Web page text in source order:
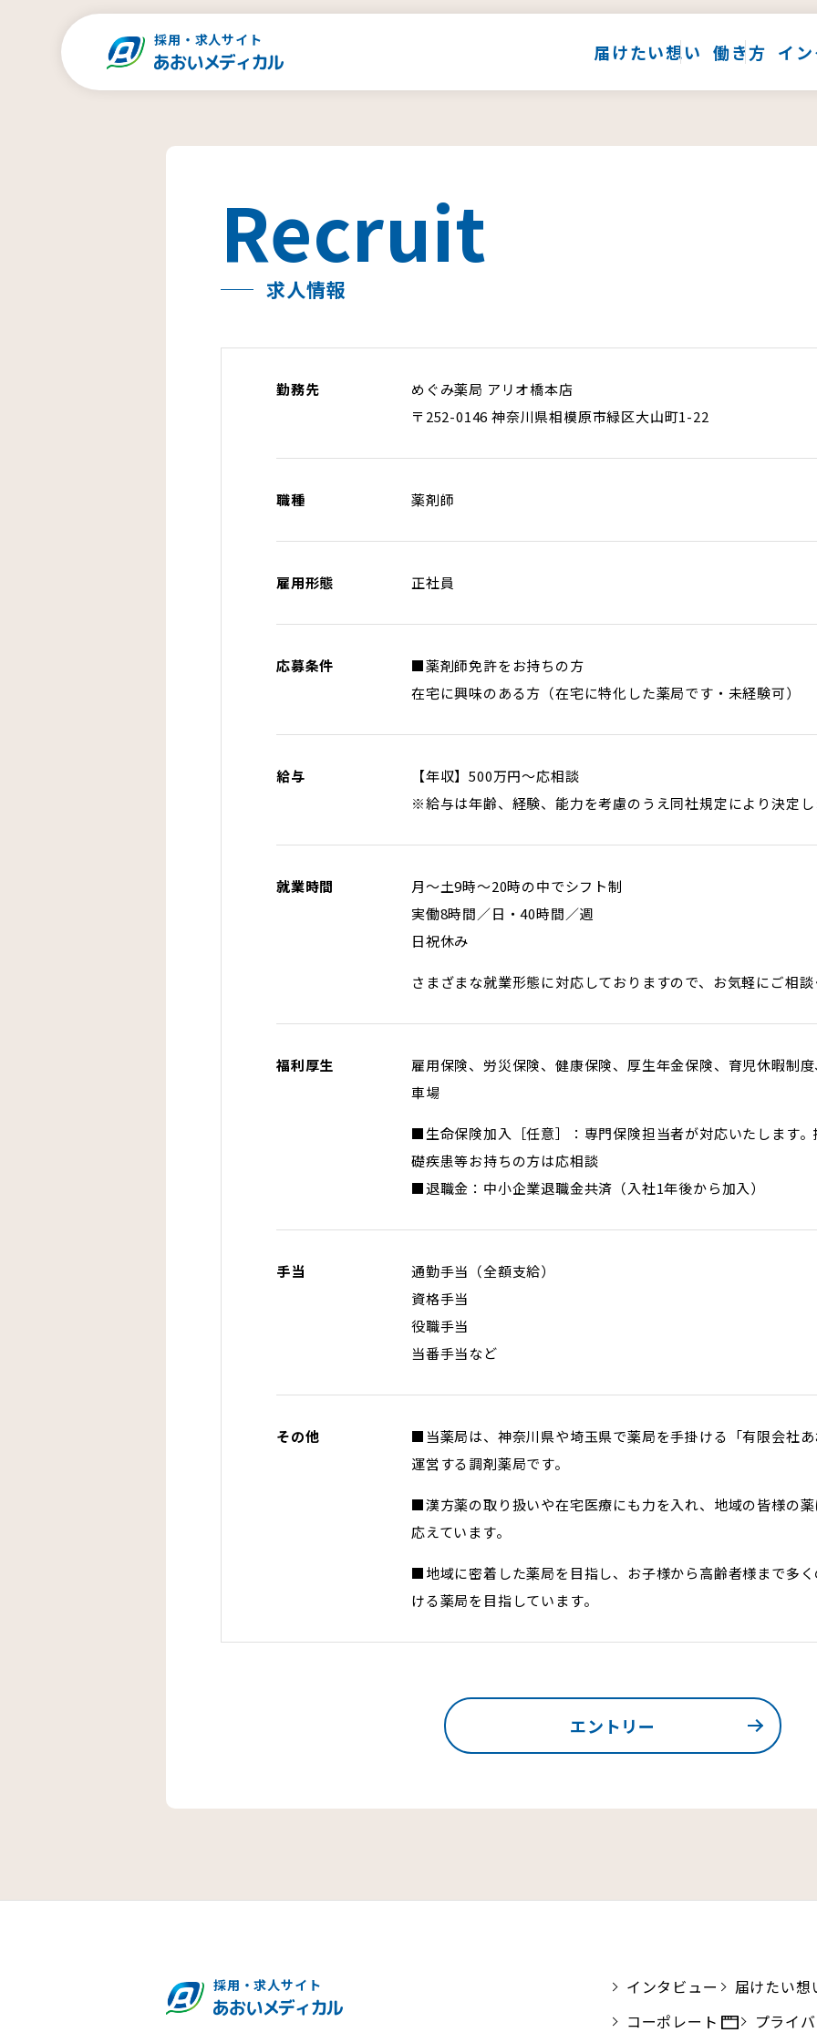
採用・求人サイト
届けたい想い 働き方 イ
Recruit
求人情報
勤務先
めぐみ薬局 アリオ橋本店
〒252-0146 神奈川県相模原市緑区大山町1-22
職種 薬剤師
雇用形態 正社員
応募条件
■薬剤師免許をお持ちの方
在宅に興味のある方（在宅に特化した薬局です・未経験可）
給与
【年収】500万円～応相談
※給与は年齢、経験、能力を考慮のうえ同社規定により決定
就業時間
月～土9時～20時の中でシフト制
実働8時間／日・40時間／週
日祝休み
さまざまな就業形態に対応しておりますので、お気軽にご相
福利厚生
雇用保険、労災保険、健康保険、厚生年金保険、育児休暇制
車場
■生命保険加入［任意］：専門保険担当者が対応いたします
礎疾患等お持ちの方は応相談
■退職金：中小企業退職金共済（入社1年後から加入）
手当
通勤手当（全額支給）
資格手当
役職手当
当番手当など
その他
■当薬局は、神奈川県や埼玉県で薬局を手掛ける「有限会社
運営する調剤薬局です。
■漢方薬の取り扱いや在宅医療にも力を入れ、地域の皆様の
応えています。
■地域に密着した薬局を目指し、お子様から高齢者様まで多
ける薬局を目指しています。
エントリー
採用・求人サイト インタビュー
届けたい想
コーポレート
プライ